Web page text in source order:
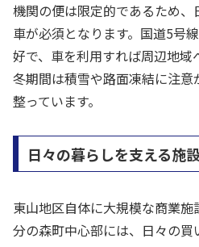
機関の便は限定的であるため
車が必須となります。国道5号
好で、車を利用すれば周辺地域
冬期間は積雪や路面凍結に注
整っています。
日々の暮らしを支える施
東山地区自体に大規模な商業
分の森町中心部には、日々の買